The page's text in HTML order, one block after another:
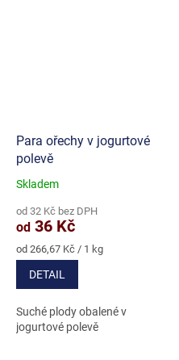
Para ořechy v jogurtové
polevě
Průměrné
produktu
je
5,0
z
hvězdiček.
Skladem
od 32 Kč bez DPH
od 36 Kč
Měrná
cena:
od 266,67 Kč / 1 kg
DETAIL
Suché plody obalené v
jogurtové polevě